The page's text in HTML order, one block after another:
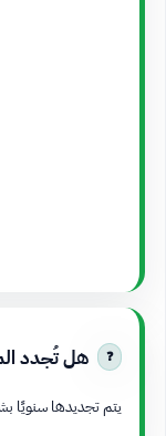
هل تُجدد
يتم تجديدها سنويًا